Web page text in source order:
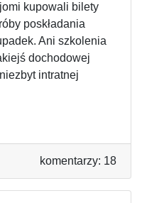
kupowali bilety
poskładania
Ani szkolenia
dochodowej
intratnej
komentarzy: 18